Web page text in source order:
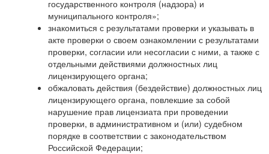
государственного контроля (надзора) и
муниципального контроля»;
знакомиться с результатами проверки и указывать в
акте проверки о своем ознакомлении с результатами
проверки, согласии или несогласии с ними, а также с
отдельными действиями должностных лиц
лицензирующего органа;
обжаловать действия (бездействие) должностных лиц
лицензирующего органа, повлекшие за собой
нарушение прав лицензиата при проведении
проверки, в административном и (или) судебном
порядке в соответствии с законодательством
Российской Федерации;